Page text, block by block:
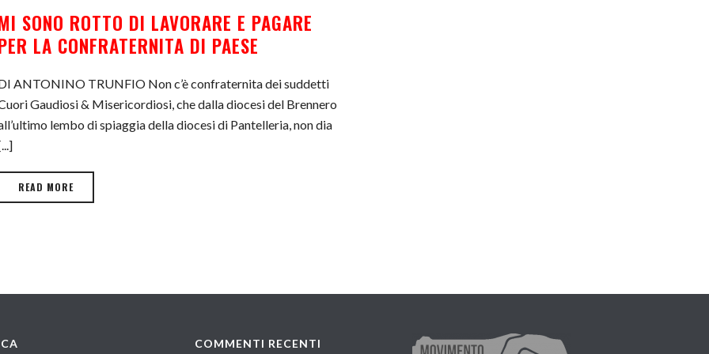
SONO ROTTO DI LAVORARE E PAGARE
LA CONFRATERNITA DI PAESE
ANTONINO TRUNFIO Non c’è confraternita dei suddetti
Gaudiosi & Misericordiosi, che dalla diocesi del Brennero
lembo di spiaggia della diocesi di Pantelleria, non dia
READ MORE
COMMENTI RECENTI